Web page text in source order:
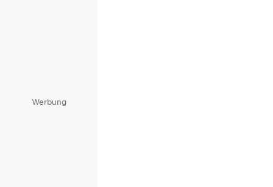
Werbung